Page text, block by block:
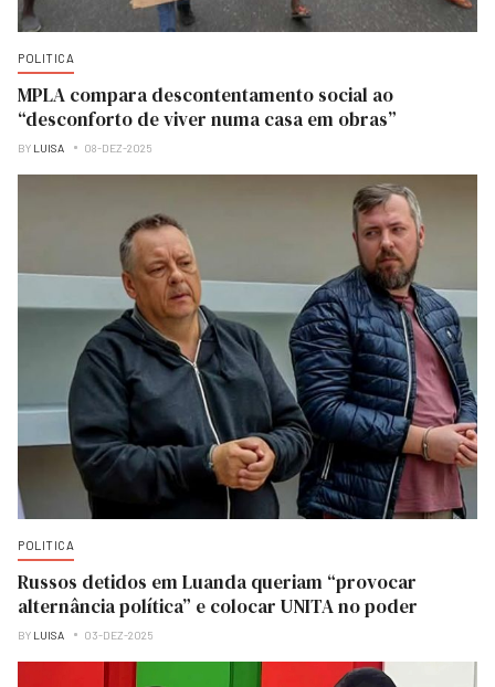
POLITICA
MPLA compara descontentamento social ao
“desconforto de viver numa casa em obras”
BY LUISA 08-DEZ-2025
POLITICA
Russos detidos em Luanda queriam “provocar
alternância política” e colocar UNITA no poder
BY LUISA 03-DEZ-2025